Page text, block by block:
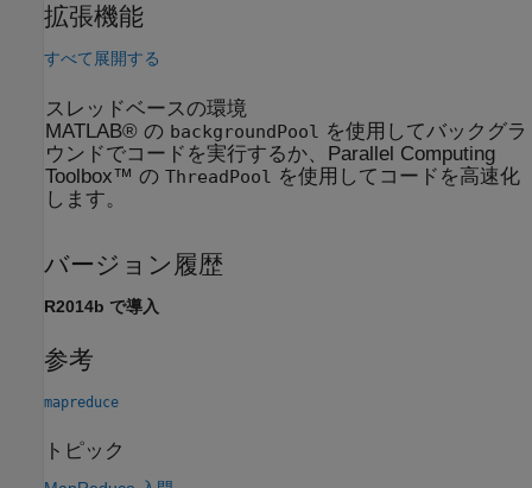
拡張機能
すべて展開する
スレッドベースの環境
MATLAB® の backgroundPool
を使用してバックグラ
ウンドでコードを実行するか、Parallel Computing
Toolbox™ の ThreadPool
を使用してコードを高速化
します。
バージョン履歴
R2014b で導入
参考
mapreduce
トピック